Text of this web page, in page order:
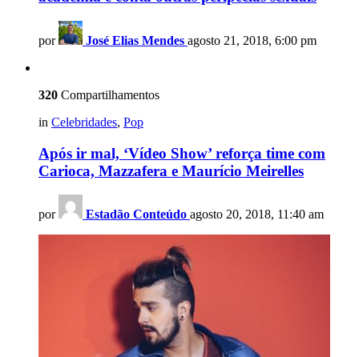
por José Elias Mendes agosto 21, 2018, 6:00 pm
320 Compartilhamentos
in Celebridades, Pop
Após ir mal, ‘Vídeo Show’ reforça time com
Carioca, Mazzafera e Maurício Meirelles
por Estadão Conteúdo agosto 20, 2018, 11:40 am